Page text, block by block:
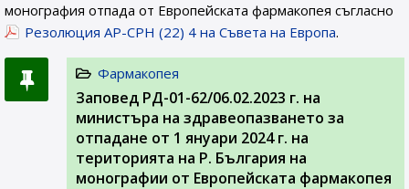
монография отпада от Европейската фармакопея съгласно
Резолюция AP-CPH (22) 4 на Съвета на Европа.
Фармакопея
Заповед РД-01-62/06.02.2023 г. на
министъра на здравеопазването за
отпадане от 1 януари 2024 г. на
територията на Р. България на
монографии от Европейската фармакопея